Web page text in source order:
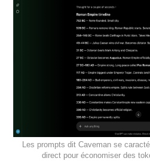
Les prompts dit Caveman se
direct pour économiser des